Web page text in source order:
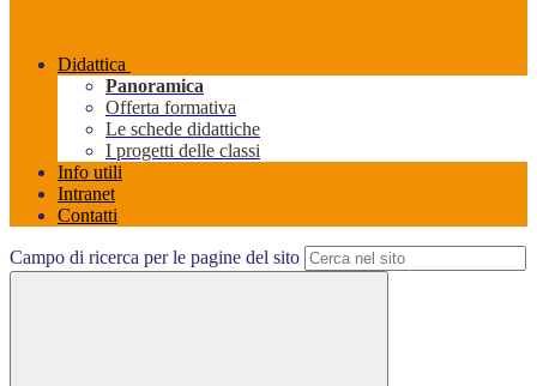
Didattica
Panoramica
Offerta formativa
Le schede didattiche
I progetti delle classi
Info utili
Intranet
Contatti
Campo di ricerca per le pagine del sito